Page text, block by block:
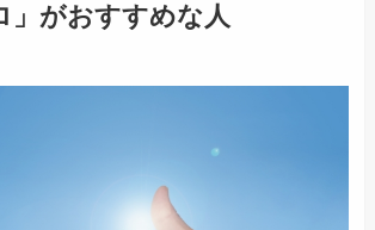
」がおすすめな人